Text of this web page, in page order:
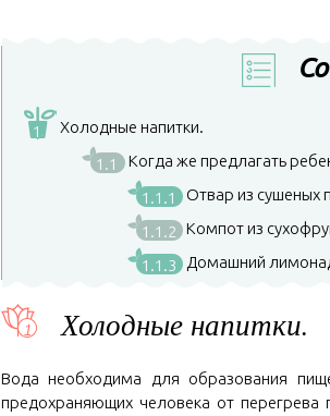
1
Холодные напитки.
1.1 Когда же предлагать
1.1.1
Отвар из сушеных
1.1.2 Компот из
1.1.3
Домашний
Холодные напитки.
Вода необходима для образования
предохраняющих человека от